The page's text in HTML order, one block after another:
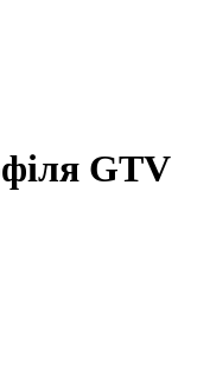
GTV